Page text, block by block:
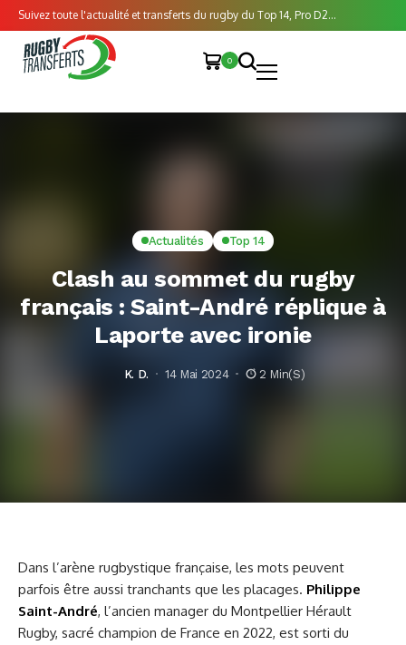
Suivez toute l'actualité et transferts du rugby du Top 14, Pro D2...
0
Actualités Top 14
Clash au sommet du rugby
français : Saint-André réplique à
Laporte avec ironie
K. D. 14 Mai 2024 2 Min(s)
Dans l’arène rugbystique française, les mots peuvent
parfois être aussi tranchants que les placages. Philippe
Saint-André, l’ancien manager du Montpellier Hérault
Rugby, sacré champion de France en 2022, est sorti du